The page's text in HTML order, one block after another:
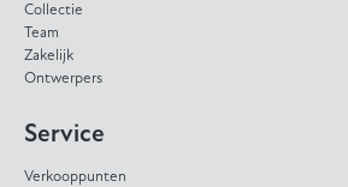
Collectie
Team
Zakelijk
Ontwerpers
Service
Verkooppunten